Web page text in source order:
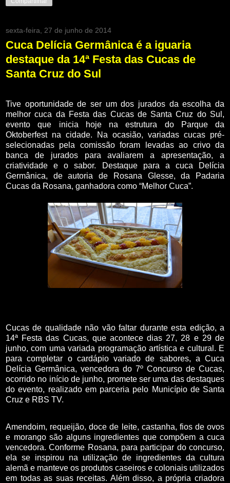
sexta-feira, 27 de junho de 2014
Cuca Delícia Germânica é a iguaria
destaque da 14ª Festa das Cucas de
Santa Cruz do Sul
Tive oportunidade de ser um dos jurados da escolha da
melhor cuca da Festa das Cucas de Santa Cruz do Sul,
evento que inicia hoje na estrutura do Parque da
Oktoberfest na cidade. Na ocasião, variadas cucas pré-
selecionadas pela comissão foram levadas ao crivo da
banca de jurados para avaliarem a apresentação, a
criatividade e o sabor. Destaque para a cuca Delícia
Germânica, de autoria de Rosana Glesse, da Padaria
Cucas da Rosana, ganhadora como “Melhor Cuca”.
Cucas de qualidade não vão faltar durante esta edição, a
14ª Festa das Cucas, que acontece dias 27, 28 e 29 de
junho, com uma variada programação artística e cultural. E
para completar o cardápio variado de sabores, a Cuca
Delícia Germânica, vencedora do 7º Concurso de Cucas,
ocorrido no início de junho, promete ser uma das destaques
do evento, realizado em parceria pelo Município de Santa
Cruz e RBS TV.
Amendoim, requeijão, doce de leite, castanha, fios de ovos
e morango são alguns ingredientes que compõem a cuca
vencedora. Conforme Rosana, para participar do concurso,
ela se inspirou na utilização de ingredientes da cultura
alemã e manteve os produtos caseiros e coloniais utilizados
em todas as suas receitas. Além disso, a própria criadora